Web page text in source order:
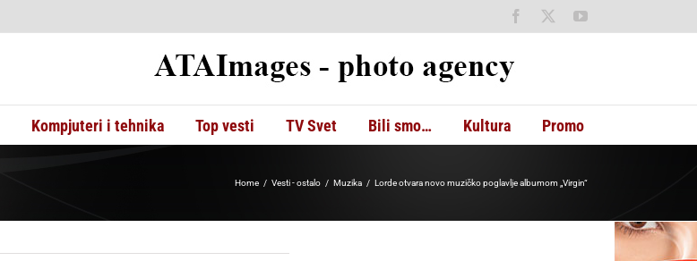
Facebook YouTube
Kompjuteri i tehnika Top vesti TV Svet Bili smo… Kultura Promo
Home Vesti - ostalo Muzika Lorde otvara novo muzičko poglavlje albumom „Virgin“